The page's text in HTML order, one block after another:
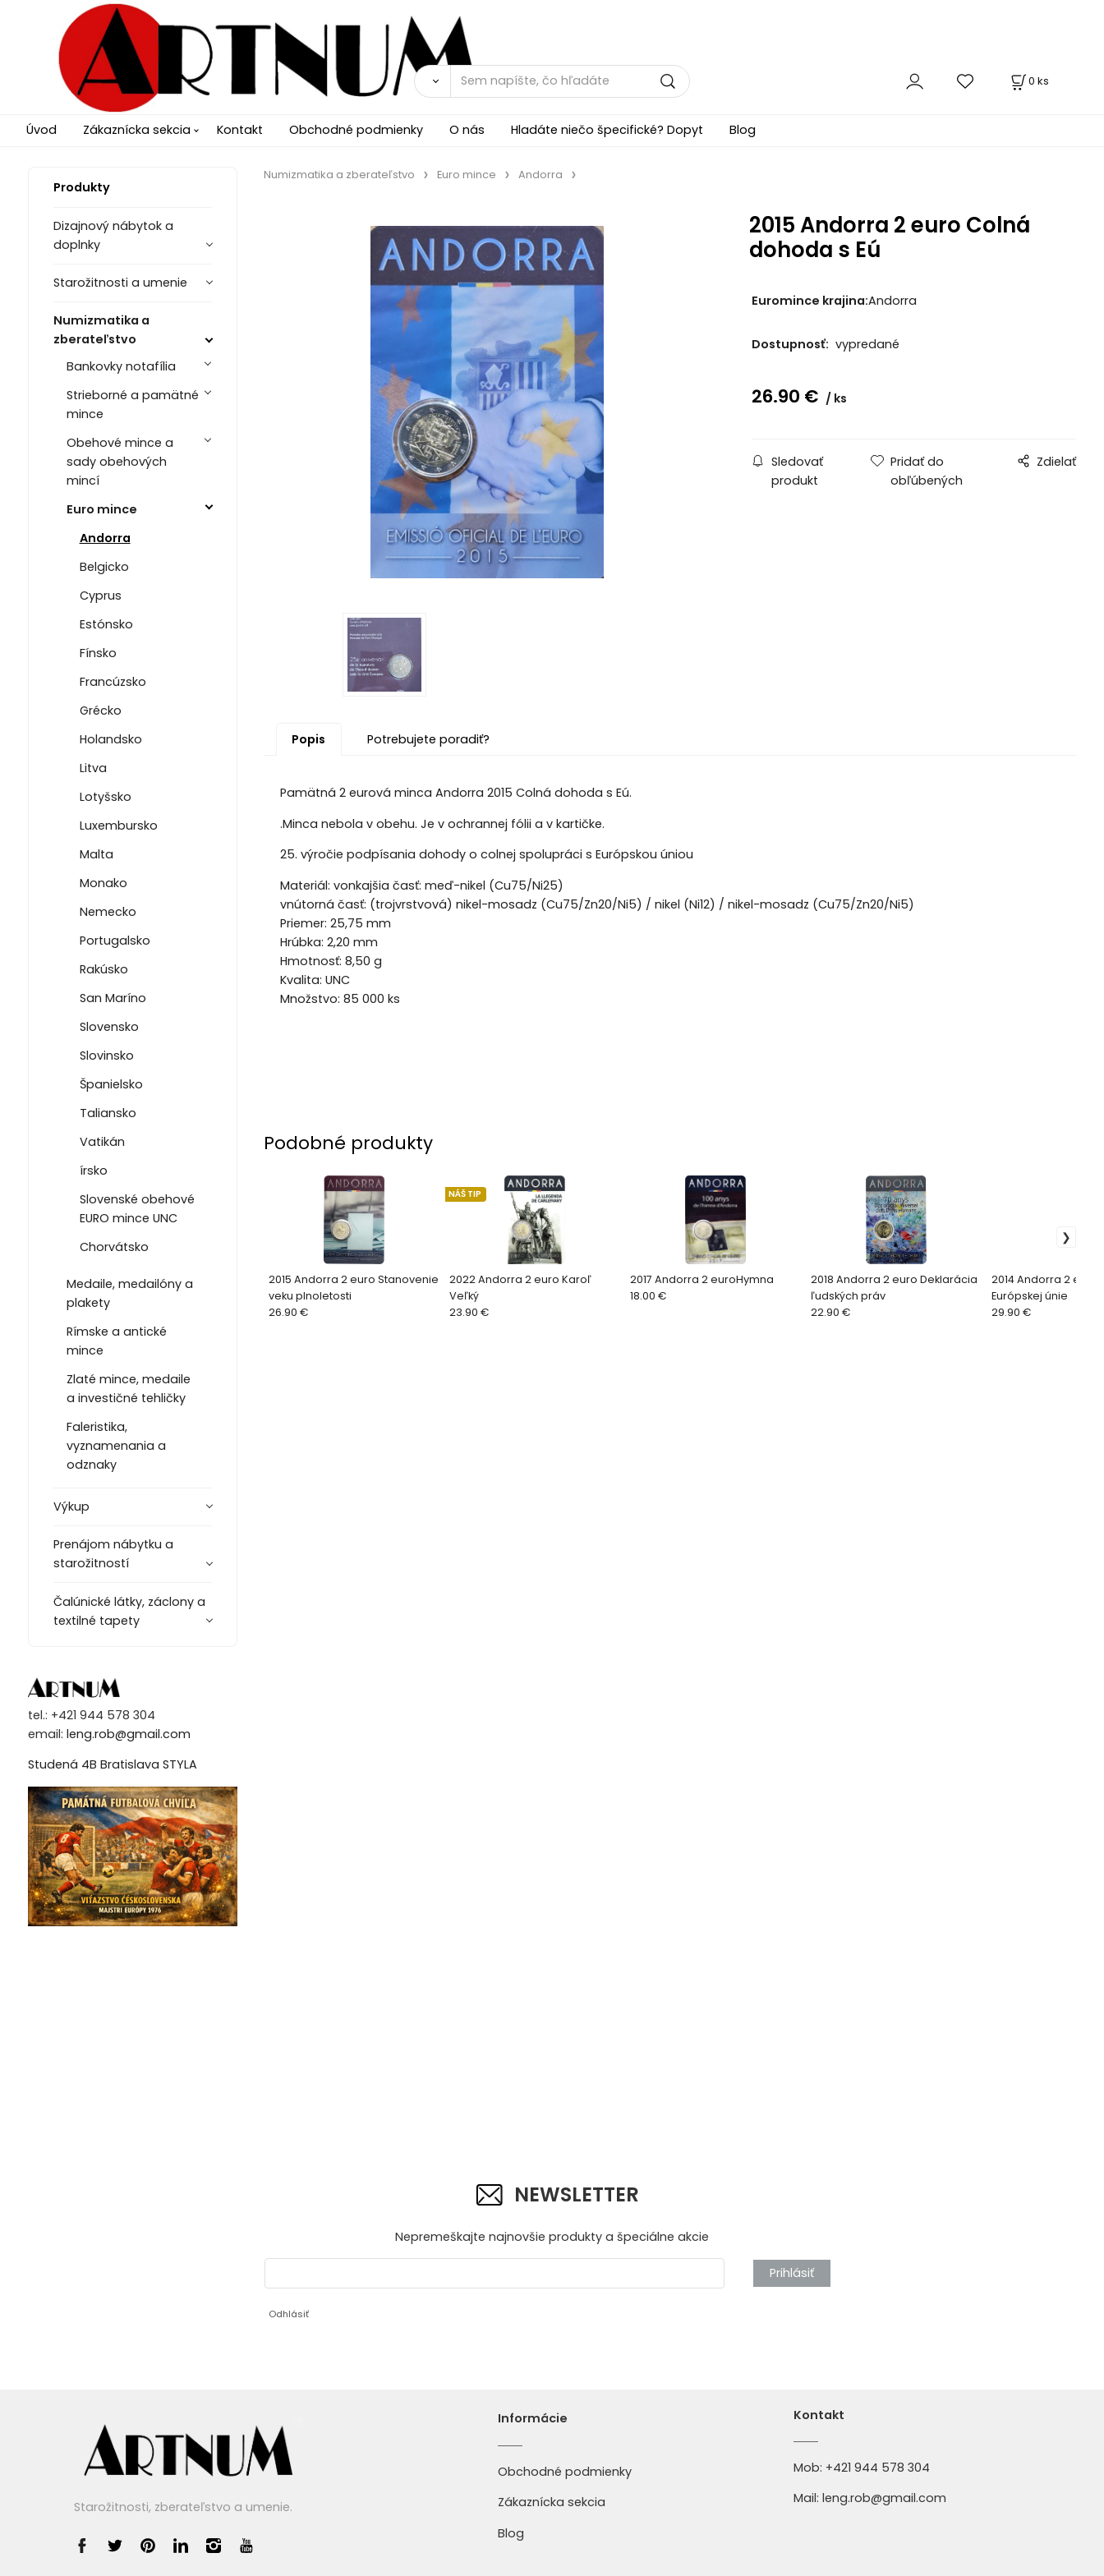
0 ks
Úvod Zákaznícka sekcia Kontakt Obchodné podmienky O nás Hladáte niečo špecifické? Dopyt Blog
Produkty
Dizajnový nábytok a
doplnky
Starožitnosti a umenie
Numizmatika a
zberateľstvo
Bankovky notafília
Strieborné a pamätné
mince
Obehové mince a
sady obehových
mincí
Euro mince
Andorra
Belgicko
Cyprus
Estónsko
Fínsko
Francúzsko
Grécko
Holandsko
Litva
Lotyšsko
Luxembursko
Malta
Monako
Nemecko
Portugalsko
Rakúsko
San Maríno
Slovensko
Slovinsko
Španielsko
Taliansko
Vatikán
írsko
Slovenské obehové
EURO mince UNC
Chorvátsko
Medaile, medailóny a
plakety
Rímske a antické
mince
Zlaté mince, medaile
a investičné tehličky
Faleristika,
vyznamenania a
odznaky
Výkup
Prenájom nábytku a
starožitností
Čalúnické látky, záclony a
textilné tapety
tel.: +421 944 578 304
email: leng.rob@gmail.com
Studená 4B Bratislava STYLA
Numizmatika a zberateľstvo Euro mince Andorra
2015 Andorra 2 euro Colná
dohoda s Eú
Euromince krajina:Andorra
Dostupnosť: vypredané
26.90 € ks
Sledovať
produkt
Pridať do
obľúbených
Zdielať
Popis Potrebujete poradiť?
Pamätná 2 eurová minca Andorra 2015 Colná dohoda s Eú.
.Minca nebola v obehu. Je v ochrannej fólii a v kartičke.
25. výročie podpísania dohody o colnej spolupráci s Európskou úniou
Materiál: vonkajšia časť: meď-nikel (Cu75/Ni25)
vnútorná časť: (trojvrstvová) nikel-mosadz (Cu75/Zn20/Ni5) / nikel (Ni12) / nikel-mosadz (Cu75/Zn20/Ni5)
Priemer: 25,75 mm
Hrúbka: 2,20 mm
Hmotnosť: 8,50 g
Kvalita: UNC
Množstvo: 85 000 ks
Podobné produkty
2015 Andorra 2 euro Stanovenie
veku plnoletosti
26.90 €
2022 Andorra 2 euro Karoľ
Veľký
NÁŠ TIP
23.90 €
2017 Andorra 2 euroHymna
18.00 €
2018 Andorra 2 euro Deklarácia
ľudských práv
22.90 €
2014 Andorra 2 euro
Európskej únie
29.90 €
NEWSLETTER
Nepremeškajte najnovšie produkty a špeciálne akcie
Prihlásiť
Odhlásiť
Starožitnosti, zberateľstvo a umenie.
Informácie
Obchodné podmienky
Zákaznícka sekcia
Blog
Kontakt
Mob: +421 944 578 304
Mail: leng.rob@gmail.com